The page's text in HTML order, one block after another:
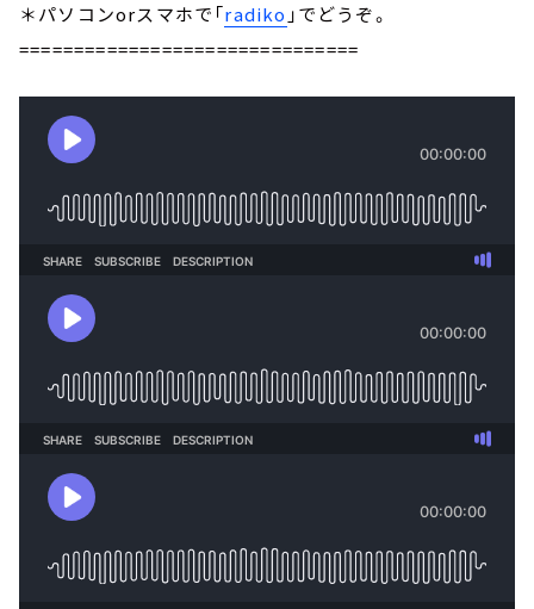
＊パソコンorスマホで「radiko 」でどうぞ。
===============================